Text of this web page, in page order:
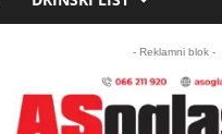
- Reklamni blok -